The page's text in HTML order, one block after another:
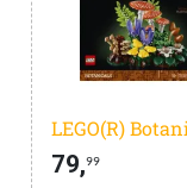
79,99